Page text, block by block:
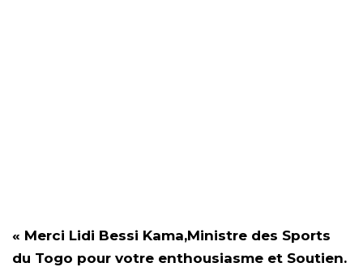
« Merci Lidi Bessi Kama,Ministre des Sports
du Togo pour votre enthousiasme et Soutien.